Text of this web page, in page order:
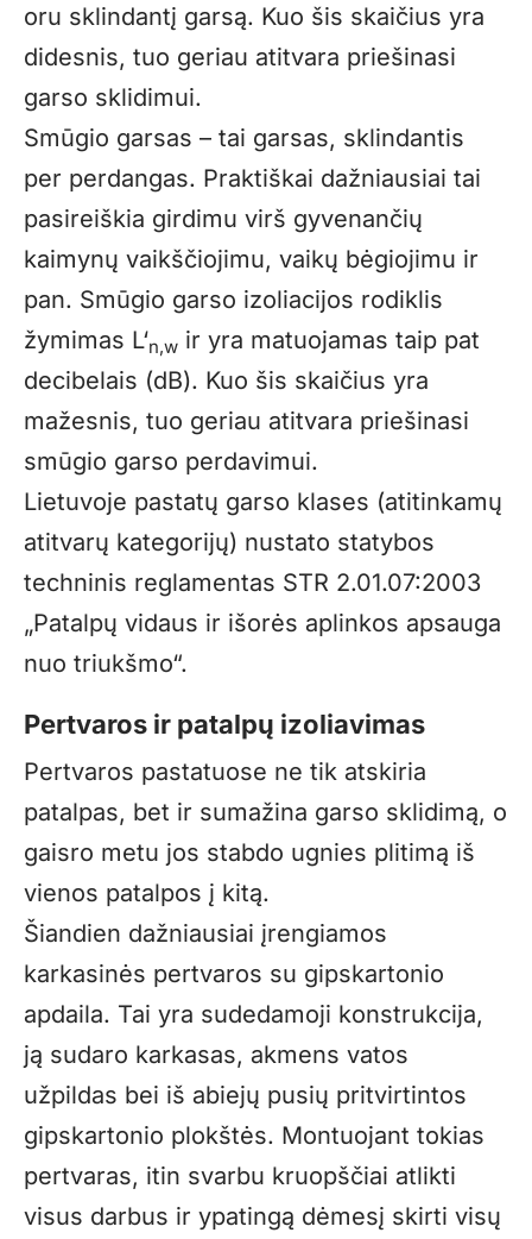
oru sklindantį garsą. Kuo šis skaičius yra
didesnis, tuo geriau atitvara priešinasi
garso sklidimui.
Smūgio garsas – tai garsas, sklindantis
per perdangas. Praktiškai dažniausiai tai
pasireiškia girdimu virš gyvenančių
kaimynų vaikščiojimu, vaikų bėgiojimu ir
pan. Smūgio garso izoliacijos rodiklis
žymimas L‘n,w ir yra matuojamas taip pat
decibelais (dB). Kuo šis skaičius yra
mažesnis, tuo geriau atitvara priešinasi
smūgio garso perdavimui.
Lietuvoje pastatų garso klases (atitinkamų
atitvarų kategorijų) nustato statybos
techninis reglamentas STR 2.01.07:2003
„Patalpų vidaus ir išorės aplinkos apsauga
nuo triukšmo“.
Pertvaros ir patalpų izoliavimas
Pertvaros pastatuose ne tik atskiria
patalpas, bet ir sumažina garso sklidimą, o
gaisro metu jos stabdo ugnies plitimą iš
vienos patalpos į kitą.
Šiandien dažniausiai įrengiamos
karkasinės pertvaros su gipskartonio
apdaila. Tai yra sudedamoji konstrukcija,
ją sudaro karkasas, akmens vatos
užpildas bei iš abiejų pusių pritvirtintos
gipskartonio plokštės. Montuojant tokias
pertvaras, itin svarbu kruopščiai atlikti
visus darbus ir ypatingą dėmesį skirti visų